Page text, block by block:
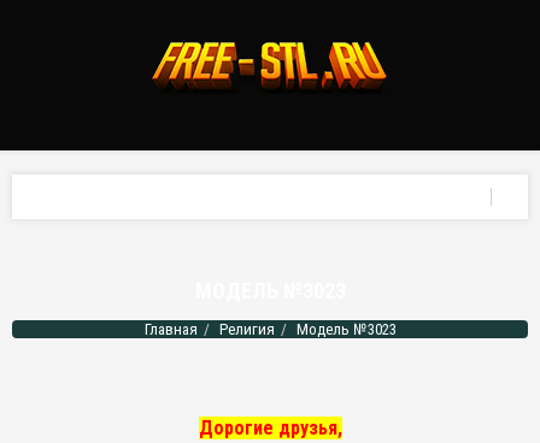
Главная Религия Модель №3023
Дорогие друзья,